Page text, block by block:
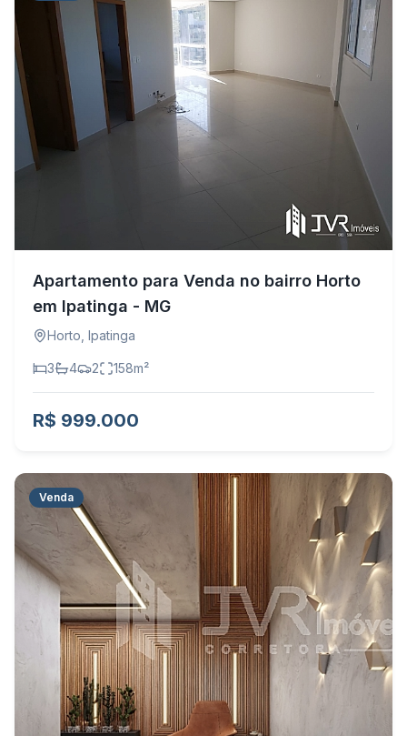
Apartamento para Venda no bairro Horto
em Ipatinga - MG
Horto Ipatinga
3 4 2 158m²
R$ 999.000
Venda